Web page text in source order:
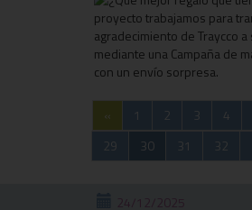
« 1 2 3 4
29
30 31 32
24/12/2025